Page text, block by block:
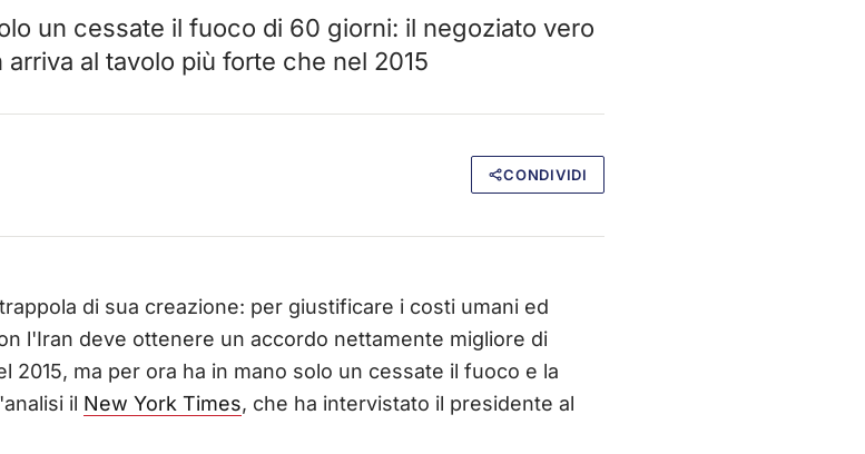
un cessate il fuoco di 60 giorni: il negoziato vero
al tavolo più forte che nel 2015
CONDIVIDI
di sua creazione: per giustificare i costi umani ed
l'Iran deve ottenere un accordo nettamente migliore di
2015, ma per ora ha in mano solo un cessate il fuoco e la
il New York Times, che ha intervistato il presidente al